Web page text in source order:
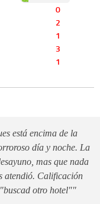
0
2
1
3
1
está encima de la
día y noche. La
mas que nada
atendió. Calificación
otro hotel""